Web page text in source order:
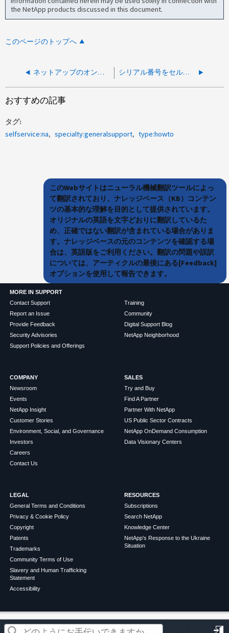
the NetApp products discussed in this document.
このページのトップへ
ネットアップのオンサイト保守作業に備えるための方法 シリアル番号をセルフサービスで登録する方法
この記事は役に立ちましたか？
おすすめの記事
タグ
selfservice:na
specialty:generalsupport type:howto
このWebサイトはニューラル機械翻訳ツールによっ
て翻訳されており、ナレッジベース（KB）コンテン
ツの基本的な理解を目的として提供されています。
オリジナルの英語を文字どおりに翻訳しているた
め、正確ではない翻訳が含まれている場合がありま
す。ナレッジベースの元のコンテンツを確認する場
合は、英語版をご利用ください。翻訳の問題や誤訳
については、アーティクルの最後にある[Feedback]
オプションを使用して報告できます。
MORE IN SUPPORT
Contact Support
Report an Issue
Provide Feedback
Security Advisories
Support Policies and Offerings
Training
Community
Digital Support Blog
NetApp Neighborhood
COMPANY
Newsroom
Events
NetApp Insight
Customer Stories
Environment, Social, and Governance
Investors
Careers
Contact Us
SALES
Try and Buy
Find A Partner
Partner With NetApp
US Public Sector Contracts
NetApp OnDemand Consumption
Data Visionary Centers
LEGAL
General Terms and Conditions
Privacy & Cookie Policy
Copyright
Patents
Trademarks
Community Terms of Use
Slavery and Human Trafficking
Statement
Accessibility
RESOURCES
Subscriptions
Search NetApp
Knowledge Center
NetApp's Response to the Ukraine
Situation
©2026NetApp English Terms of Use
Privacy Policy